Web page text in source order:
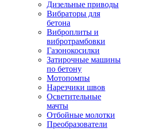
Дизельные приводы
Вибраторы для
бетона
Виброплиты и
вибротрамбовки
Газонокосилки
Затирочные машины
по бетону
Мотопомпы
Нарезчики швов
Осветительные
мачты
Отбойные молотки
Преобразователи